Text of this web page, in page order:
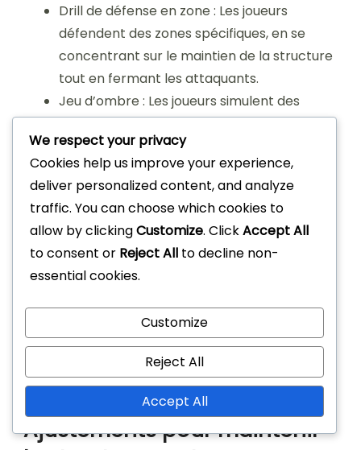
Drill de défense en zone : Les joueurs
défendent des zones spécifiques, en se
concentrant sur le maintien de la structure
tout en fermant les attaquants.
Jeu d’ombre : Les joueurs simulent des
situations de jeu sans opposition, en
mettant l’accent sur le mouvement et le
positionnement.
Pression et couverture : Un groupe de
joueurs attaque tandis qu’un autre défend,
enseignant aux défenseurs à maintenir la
structure sous pression.
séances d’entraînement peut améliorer la
cohésion de l’équipe et la prise de conscience
tactique, conduisant à un meilleur maintien de la
structure pendant les matchs.
Ajustements pour maintenir
We respect your privacy
Cookies help us improve your experience,
deliver personalized content, and analyze
traffic. You can choose which cookies to
allow by clickingCustomize. ClickAccept All
to consent or Reject All to decline non-
essential cookies.
Customize
Reject All
Accept All